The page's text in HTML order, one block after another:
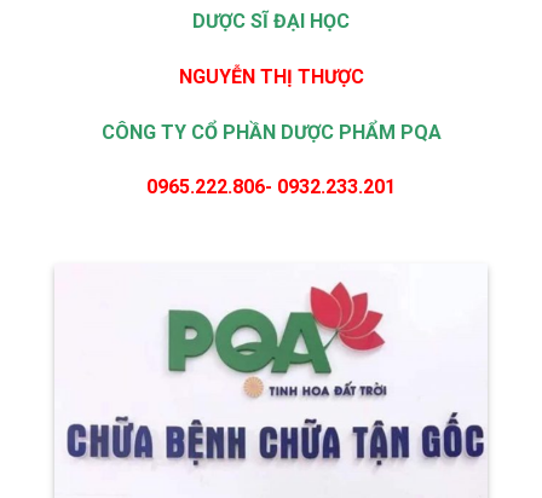
DƯỢC SĨ ĐẠI HỌC
NGUYỄN THỊ THƯỢC
CÔNG TY CỔ PHẦN DƯỢC PHẨM PQA
0965.222.806- 0932.233.201